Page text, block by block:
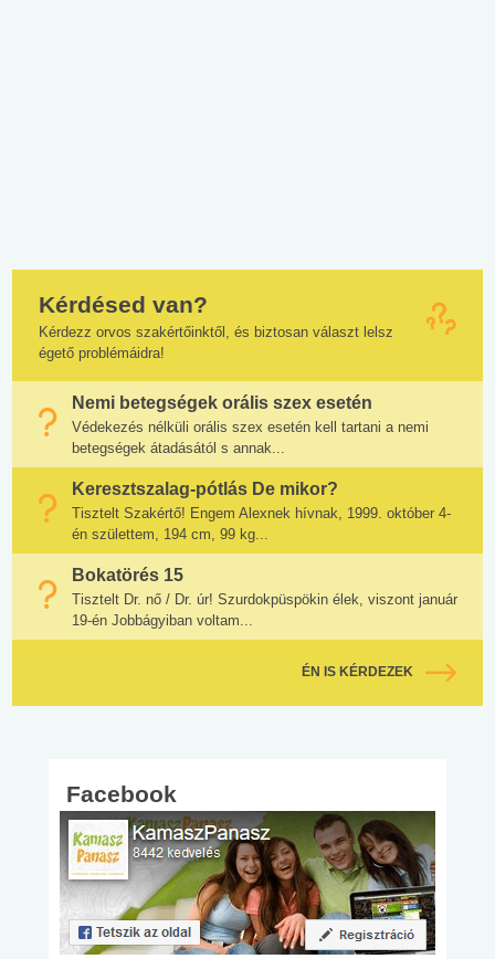
Kérdésed van?
Kérdezz orvos szakértőinktől, és biztosan választ lelsz
égető problémáidra!
Nemi betegségek orális szex esetén
Védekezés nélküli orális szex esetén kell tartani a nemi
betegségek átadásától s annak...
Keresztszalag-pótlás De mikor?
Tisztelt Szakértő! Engem Alexnek hívnak, 1999. október 4-
én születtem, 194 cm, 99 kg...
Bokatörés 15
Tisztelt Dr. nő / Dr. úr! Szurdokpüspökin élek, viszont január
19-én Jobbágyiban voltam...
ÉN IS KÉRDEZEK
Facebook